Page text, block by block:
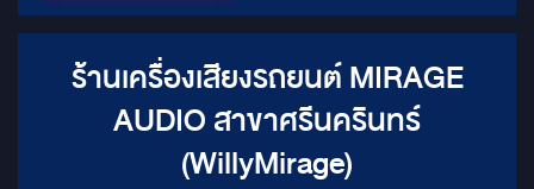
ร้านเครื่องเสียงรถยนต์ MIRAGE
AUDIO สาขาศรีนครินทร์
(WillyMirage)